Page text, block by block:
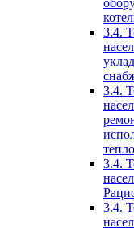
3.4.
3.4.
3.4.
3.4.